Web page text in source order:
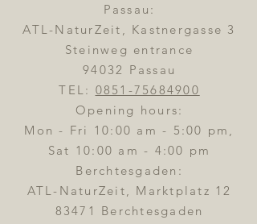
Passau:
ATL-NaturZeit, Kastnergasse 3
Steinweg entrance
94032 Passau
TEL: 0851-75684900
Opening hours:
Mon - Fri 10:00 am - 5:00 pm,
Sat 10:00 am - 4:00 pm
Berchtesgaden:
ATL-NaturZeit, Marktplatz 12
83471 Berchtesgaden